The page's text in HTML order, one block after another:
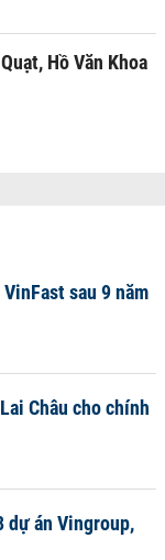
Hồ Văn Khoa
sau 9 năm
Châu cho chính
dự án Vingroup,